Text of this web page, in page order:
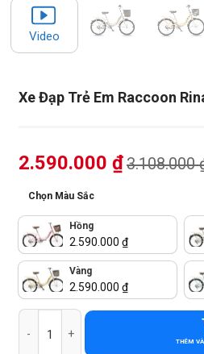
Xe Đạp Trẻ Em Raccoon
Video
2.590.000 ₫3.108.000
Chọn Màu Sắc
Hồng
2.590.000 ₫
Vàng
2.590.000 ₫
Xe Đạp Trẻ Em Raccoon Rina 22
THÊM